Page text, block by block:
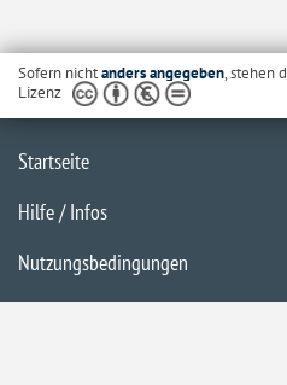
Sofern nichtanders angegeben, stehen
Lizenz
Startseite
Hilfe / Infos
Nutzungsbedingungen